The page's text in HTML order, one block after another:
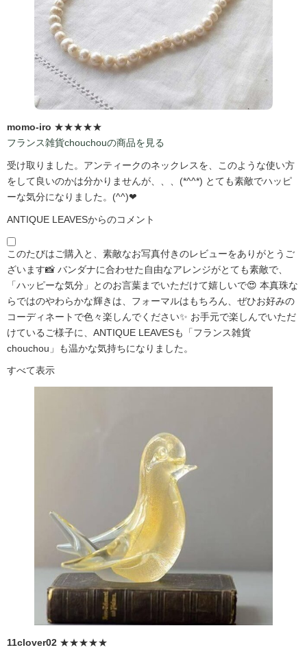
momo-iro ★★★★★
フランス雑貨chouchouの商品を見る
受け取りました。アンティークのネックレスを、このような使い方
をして良いのかは分かりませんが、、、(*^^*) とても素敵でハッピ
ーな気分になりました。(^^)❤
ANTIQUE LEAVESからのコメント
このたびはご購入と、素敵なお写真付きのレビューをありがとうご
ざいます📸 バンダナに合わせた自由なアレンジがとても素敵で、
「ハッピーな気分」とのお言葉までいただけて嬉しいで😍 本真珠な
らではのやわらかな輝きは、フォーマルはもちろん、ぜひお好みの
コーディネートで色々楽しんでください✨ お手元で楽しんでいただ
けているご様子に、ANTIQUE LEAVESも「フランス雑貨
chouchou」も温かな気持ちになりました。
すべて表示
11clover02 ★★★★★